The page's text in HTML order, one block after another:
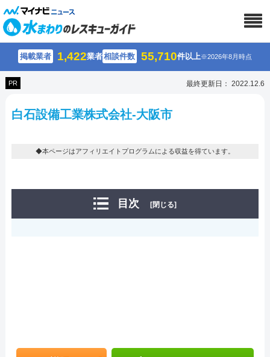
掲載業者 1,422業者相談件数 55,710件以上※2026年8月時点
PR 最終更新日： 2022.12.6
白石設備工業株式会社-大阪市
◆本ページはアフィリエイトプログラムによる収益を得ています。
目次 [閉じる]